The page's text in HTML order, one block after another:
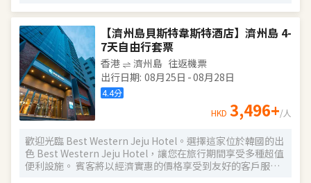
濟州島國際機場區域。酒店擁有大約80多間客房，有標準大
床房、標準雙床房、韓式地暖房等房型可供客人選擇。 濟州
島海馬酒店提供全酒店的免費無線網絡，酒店位於濟州市。
客人可以享受酒店內的小吃店。酒店內還設有免費的私人停
車場。所有房間都配備了有線頻道的平面電視機。房間裏還
配有燒水壺。濟州島海馬酒店的所有客房都有私人浴室。為
了您的舒適與方便，私人浴室中提供拖鞋和免費洗浴用品。
前台是24小時營業的。。 在這片區域，您還可以享受到很多
豐富的娛樂活動，比如：高爾夫球、騎馬、垂釣等等。新羅
合醫院約有400米。步行5分鐘以內有歐利芙洋、bhc等。 最
近的機場是濟州國際機場，距離酒店約2公里。
【濟州島貝斯特韋斯特酒店】濟州島 4-
7天自由行套票
香港 濟州島 往返機票
出行日期: 08月25日 -08月28日
4.4分
HKD 3,496+/人
歡迎光臨 Best Western Jeju Hotel。選擇這家位於韓國的出
色 Best Western Jeju Hotel，讓您在旅行期間享受多種超值
便利設施。 賓客將以經濟實惠的價格享受到友好的客戶服務